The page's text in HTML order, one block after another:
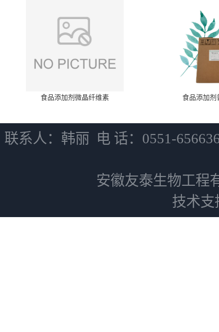
食品添加剂微晶纤维素 食品添加剂
联系人：韩丽 电 话：0551-
安徽友泰生物工程
技术